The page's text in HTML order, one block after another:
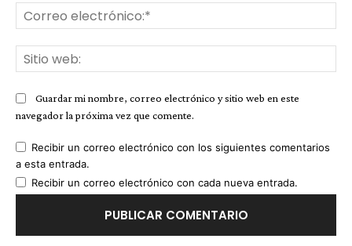
Guardar mi nombre, correo electrónico y sitio web en este
navegador la próxima vez que comente.
Recibir un correo electrónico con los siguientes comentarios
a esta entrada.
Recibir un correo electrónico con cada nueva entrada.